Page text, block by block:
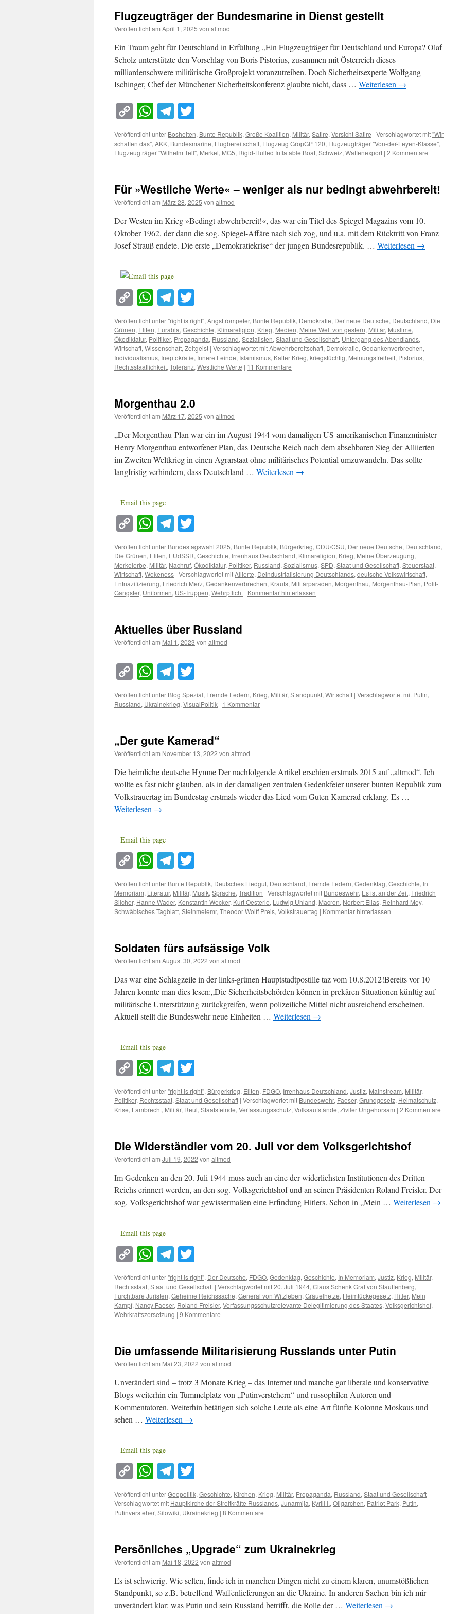
Flugzeugträger der Bundesmarine in Dienst gestellt
Veröffentlicht am April 1, 2025 von altmod
Ein Traum geht für Deutschland in Erfüllung „Ein Flugzeugträger für Deutschland und Europa? Olaf
Scholz unterstützte den Vorschlag von Boris Pistorius, zusammen mit Österreich dieses
milliardenschwere militärische Großprojekt voranzutreiben. Doch Sicherheitsexperte Wolfgang
Ischinger, Chef der Münchener Sicherheitskonferenz glaubte nicht, dass … Weiterlesen →
Copy
Link
WhatsApp
Telegram
Veröffentlicht unter Bosheiten, Bunte Republik,Große Koalition, Militär,Satire,Vorsicht Satire | Verschlagwortet mit"Wir
schaffen das",AKK, Bundesmarine, Flugbereitschaft, Flugzeug GropGP 120, Flugzeugträger "Von-der-Leyen-Klasse",
Flugzeugträger "Wilhelm Tell", Merkel, MG5, Rigid-Hulled Inflatable Boat,Schweiz,Waffenexport | 2 Kommentare
Für »Westliche Werte« – weniger als nur bedingt abwehrbereit!
Veröffentlicht am März 28, 2025 von altmod
Der Westen im Krieg »Bedingt abwehrbereit!«, das war ein Titel des Spiegel-Magazins vom 10.
Oktober 1962, der dann die sog. Spiegel-Affäre nach sich zog, und u.a. mit dem Rücktritt von Franz
Josef Strauß endete. Die erste „Demokratiekrise“ der jungen Bundesrepublik. … Weiterlesen →
Copy
Link
WhatsApp
Telegram
Veröffentlicht unter"right is right", Angsttrompeter, Bunte Republik, Demokratie, Der neue Deutsche, Deutschland, Die
Grünen, Eliten, Eurabia, Geschichte, Klimareligion, Krieg, Medien, Meine Welt von gestern, Militär, Muslime,
Ökodiktatur, Politiker, Propaganda, Russland, Sozialisten, Staat und Gesellschaft, Untergang des Abendlands,
Wirtschaft, Wissenschaft, Zeitgeist | Verschlagwortet mitAbwehrbereitschaft, Demokratie, Gedankenverbrechen,
Individualismus, Ineptokratie, Innere Feinde, Islamismus, Kalter Krieg, kriegstüchtig, Meinungsfreiheit, Pistorius,
Rechtsstaatlichkeit, Toleranz, Westliche Werte | 11 Kommentare
Morgenthau 2.0
Veröffentlicht am März 17, 2025 von altmod
„Der Morgenthau-Plan war ein im August 1944 vom damaligen US-amerikanischen Finanzminister
Henry Morgenthau entworfener Plan, das Deutsche Reich nach dem absehbaren Sieg der Alliierten
im Zweiten Weltkrieg in einen Agrarstaat ohne militärisches Potential umzuwandeln. Das sollte
langfristig verhindern, dass Deutschland … Weiterlesen →
Email this page
Copy
Link
WhatsApp
Telegram
Veröffentlicht unter Bundestagswahl 2025, Bunte Republik, Bürgerkrieg, CDU/CSU, Der neue Deutsche, Deutschland,
Die Grünen, Eliten, EUdSSR, Geschichte, Irrenhaus Deutschland, Klimareligion, Krieg, Meine Überzeugung,
Merkelerbe, Militär, Nachruf, Ökodiktatur, Politiker, Russland, Sozialismus, SPD, Staat und Gesellschaft, Steuerstaat,
Wirtschaft, Wokeness | Verschlagwortet mitAllierte, Deindustrialisierung Deutschlands, deutsche Volkswirtschaft,
Entnazifizierung, Friedrich Merz, Gedankenverbrechen, Krauts, Militärparaden, Morgenthau, Morgenthau-Plan, Polit-
Gangster, Uniformen, US-Truppen, Wehrpflicht | Kommentar hinterlassen
Aktuelles über Russland
Veröffentlicht am Mai 1, 2023 von altmod
Copy
Link
WhatsApp
Telegram
Veröffentlicht unter Blog Spezial, Fremde Federn, Krieg, Militär, Standpunkt, Wirtschaft | Verschlagwortet mit Putin,
Russland, Ukrainekrieg, VisualPolitik | 1 Kommentar
„Der gute Kamerad“
Veröffentlicht am November 13, 2022 von altmod
Die heimliche deutsche Hymne Der nachfolgende Artikel erschien erstmals 2015 auf „altmod“. Ich
wollte es fast nicht glauben, als in der damaligen zentralen Gedenkfeier unserer bunten Republik zum
Volkstrauertag im Bundestag erstmals wieder das Lied vom Guten Kamerad erklang. Es …
Weiterlesen →
Email this page
Copy
Link
WhatsApp
Telegram
Veröffentlicht unter Bunte Republik, Deutsches Liedgut, Deutschland, Fremde Federn, Gedenktag, Geschichte, In
Memoriam, Literatur, Militär, Musik, Sprache, Tradition | Verschlagwortet mit Bundeswehr, Es ist an der Zeit, Friedrich
Silcher, Hanne Wader, Konstantin Wecker, Kurt Oesterle, Ludwig Uhland, Macron, Norbert Elias, Reinhard Mey,
Schwäbisches Tagblatt, Steinmeiemr, Theodor Wolff Preis, Volkstrauertag | Kommentar hinterlassen
Soldaten fürs aufsässige Volk
Veröffentlicht am August 30, 2022 von altmod
Das war eine Schlagzeile in der links-grünen Hauptstadtpostille taz vom 10.8.2012!Bereits vor 10
Jahren konnte man dies lesen:„Die Sicherheitsbehörden können in prekären Situationen künftig auf
militärische Unterstützung zurückgreifen, wenn polizeiliche Mittel nicht ausreichend erscheinen.
Aktuell stellt die Bundeswehr neue Einheiten … Weiterlesen →
Email this page
Copy
Link
WhatsApp
Telegram
Veröffentlicht unter"right is right", Bürgerkrieg, Eliten, FDGO, Irrenhaus Deutschland,Justiz, Mainstream, Militär,
Politiker, Rechtsstaat,Staat und Gesellschaft | Verschlagwortet mit Bundeswehr, Faeser,Grundgesetz, Heimatschutz,
Krise, Lambrecht, Militär, Reul,Staatsfeinde,Verfassungsschutz,Volksaufstände,Ziviler Ungehorsam | 2 Kommentare
Die Widerständler vom 20. Juli vor dem Volksgerichtshof
Veröffentlicht am Juli 19, 2022 von altmod
Im Gedenken an den 20. Juli 1944 muss auch an eine der widerlichsten Institutionen des Dritten
Reichs erinnert werden, an den sog. Volksgerichtshof und an seinen Präsidenten Roland Freisler. Der
sog. Volksgerichtshof war gewissermaßen eine Erfindung Hitlers. Schon in „Mein … Weiterlesen →
Email this page
Copy
Link
WhatsApp
Telegram
Veröffentlicht unter"right is right", Der Deutsche, FDGO, Gedenktag, Geschichte, In Memoriam, Justiz, Krieg, Militär,
Rechtsstaat, Staat und Gesellschaft | Verschlagwortet mit20. Juli 1944, Claus Schenk Graf von Stauffenberg,
Furchtbare Juristen, Geheime Reichssache, General von Witzleben, Gräuelhetze, Heimtückegesetz, Hitler, Mein
Kampf, Nancy Faeser, Roland Freisler, Verfassungsschutzrelevante Delegitimierung des Staates, Volksgerichtshof,
Wehrkraftszersetzung | 9 Kommentare
Die umfassende Militarisierung Russlands unter Putin
Veröffentlicht am Mai 23, 2022 von altmod
Unverändert sind – trotz 3 Monate Krieg – das Internet und manche gar liberale und konservative
Blogs weiterhin ein Tummelplatz von „Putinverstehern“ und russophilen Autoren und
Kommentatoren. Weiterhin betätigen sich solche Leute als eine Art fünfte Kolonne Moskaus und
sehen … Weiterlesen →
Email this page
Copy
Link
WhatsApp
Telegram
Veröffentlicht unterGeopolitik, Geschichte, Kirchen, Krieg, Militär, Propaganda, Russland, Staat und Gesellschaft |
Verschlagwortet mit Hauptkirche der Streitkräfte Russlands, Junarmija, Kyrill I., Oligarchen, Patriot Park, Putin,
Putinversteher, Silowiki, Ukrainekrieg | 8 Kommentare
Persönliches „Upgrade“ zum Ukrainekrieg
Veröffentlicht am Mai 18, 2022 von altmod
Es ist schwierig. Wie selten, finde ich in manchen Dingen nicht zu einem klaren, unumstößlichen
Standpunkt, so z.B. betreffend Waffenlieferungen an die Ukraine. In anderen Sachen bin ich mir
unverändert klar: was Putin und sein Russland betrifft, die Rolle der … Weiterlesen →